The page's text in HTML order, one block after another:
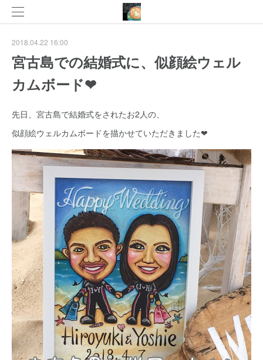
2018.04.22 16:00
宮古島での結婚式に、似顔絵ウェル
カムボード❤
先日、宮古島で結婚式をされたお2人の、
似顔絵ウェルカムボードを描かせていただきました❤